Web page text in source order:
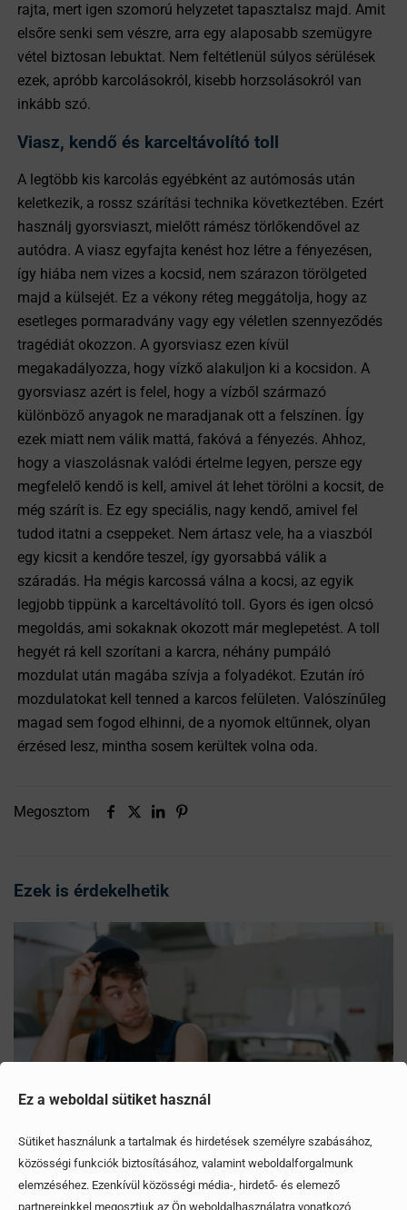
Ez a weboldal sütiket használ
Sütiket használunk a tartalmak és hirdetések személyre szabásához,
közösségi funkciók biztosításához, valamint weboldalforgalmunk
elemzéséhez. Ezenkívül közösségi média-, hirdető- és elemező
partnereinkkel megosztjuk az Ön weboldalhasználatra vonatkozó
rajta, mert igen szomorú helyzetet tapasztalsz majd. Amit
elsőre senki sem vészre, arra egy alaposabb szemügyre
vétel biztosan lebuktat. Nem feltétlenül súlyos sérülések
ezek, apróbb karcolásokról, kisebb horzsolásokról van
inkább szó.
Viasz, kendő és karceltávolító toll
A legtöbb kis karcolás egyébként az autómosás után
keletkezik, a rossz szárítási technika következtében. Ezért
használj gyorsviaszt, mielőtt rámész törlőkendővel az
autódra. A viasz egyfajta kenést hoz létre a fényezésen,
így hiába nem vizes a kocsid, nem szárazon törölgeted
majd a külsejét. Ez a vékony réteg meggátolja, hogy az
esetleges pormaradvány vagy egy véletlen szennyeződés
tragédiát okozzon. A gyorsviasz ezen kívül
megakadályozza, hogy vízkő alakuljon ki a kocsidon. A
gyorsviasz azért is felel, hogy a vízből származó
különböző anyagok ne maradjanak ott a felszínen. Így
ezek miatt nem válik mattá, fakóvá a fényezés. Ahhoz,
hogy a viaszolásnak valódi értelme legyen, persze egy
megfelelő kendő is kell, amivel át lehet törölni a kocsit, de
még szárít is. Ez egy speciális, nagy kendő, amivel fel
tudod itatni a cseppeket. Nem ártasz vele, ha a viaszból
egy kicsit a kendőre teszel, így gyorsabbá válik a
száradás. Ha mégis karcossá válna a kocsi, az egyik
legjobb tippünk a karceltávolító toll. Gyors és igen olcsó
megoldás, ami sokaknak okozott már meglepetést. A toll
hegyét rá kell szorítani a karcra, néhány pumpáló
mozdulat után magába szívja a folyadékot. Ezután író
mozdulatokat kell tenned a karcos felületen. Valószínűleg
magad sem fogod elhinni, de a nyomok eltűnnek, olyan
érzésed lesz, mintha sosem kerültek volna oda.
Megosztom
Ezek is érdekelhetik